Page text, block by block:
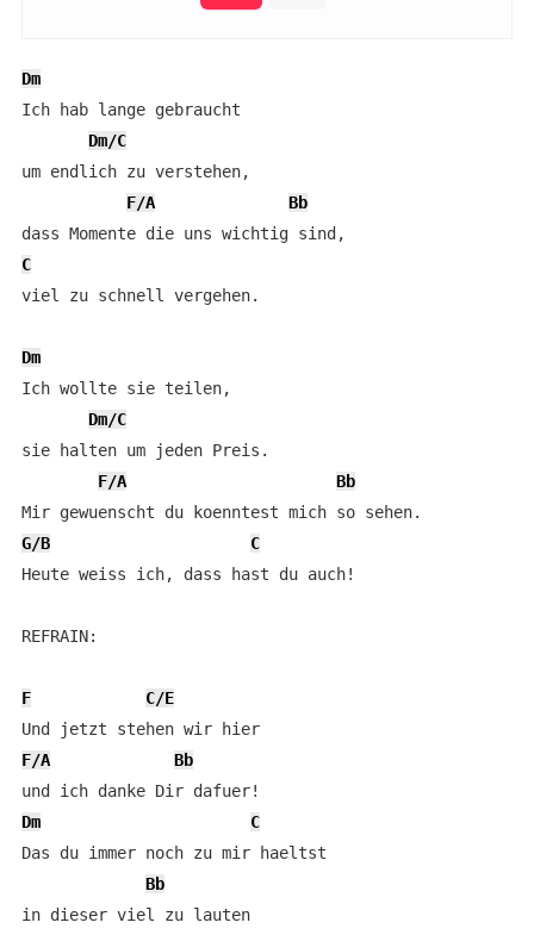
Dm
Ich hab lange gebraucht
Dm/C
um endlich zu verstehen,
F/A
Bb
C
viel zu schnell vergehen.
Dm
Ich wollte sie teilen,
Dm/C
sie halten um jeden Preis.
F/A
Bb
G/B
C
Heute weiss ich, dass hast du auch!
REFRAIN:
F
C/E
F/A
Bb
Dm
C
Das du immer noch zu mir haeltst
Bb
in dieser viel zu lauten